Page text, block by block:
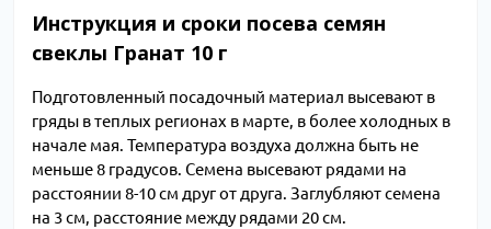
Инструкция и сроки посева семян
свеклы Гранат 10 г
Подготовленный посадочный материал высевают в
гряды в теплых регионах в марте, в более холодных в
начале мая. Температура воздуха должна быть не
меньше 8 градусов. Семена высевают рядами на
расстоянии 8-10 см друг от друга. Заглубляют семена
на 3 см, расстояние между рядами 20 см.